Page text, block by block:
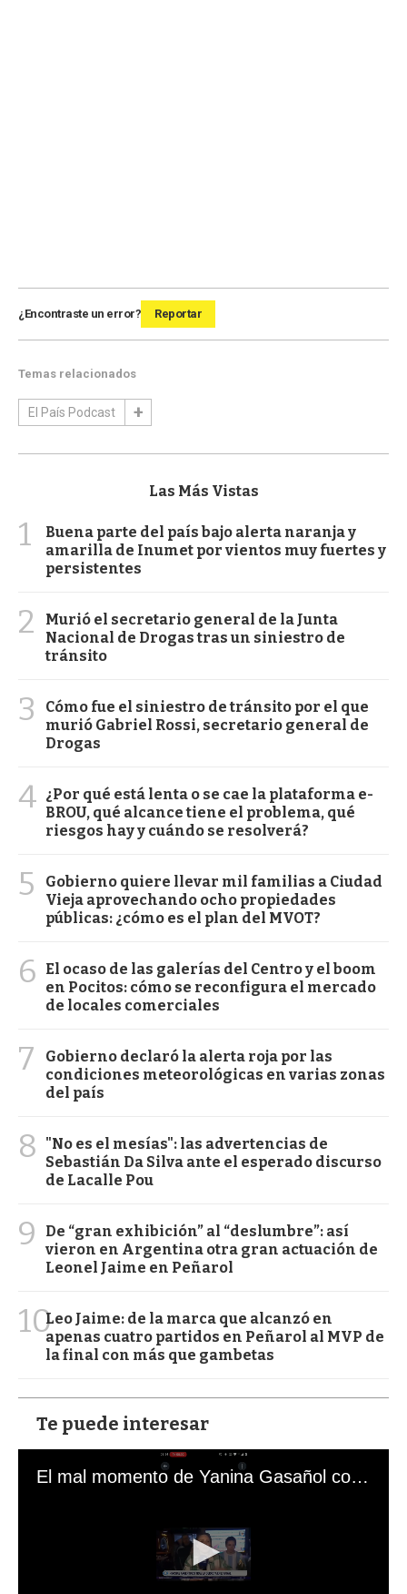
¿Encontraste un error? Reportar
Temas relacionados
El País Podcast
Las Más Vistas
1
Buena parte del país bajo alerta naranja y
amarilla de Inumet por vientos muy fuertes y
persistentes
2
Murió el secretario general de la Junta
Nacional de Drogas tras un siniestro de
tránsito
3
Cómo fue el siniestro de tránsito por el que
murió Gabriel Rossi, secretario general de
Drogas
4 ¿Por qué está lenta o se cae la plataforma e-
BROU, qué alcance tiene el problema, qué
riesgos hay y cuándo se resolverá?
5
Gobierno quiere llevar mil familias a Ciudad
Vieja aprovechando ocho propiedades
públicas: ¿cómo es el plan del MVOT?
6
El ocaso de las galerías del Centro y el boom
en Pocitos: cómo se reconfigura el mercado
de locales comerciales
7
Gobierno declaró la alerta roja por las
condiciones meteorológicas en varias zonas
del país
8
"No es el mesías": las advertencias de
Sebastián Da Silva ante el esperado discurso
de Lacalle Pou
9
De “gran exhibición” al “deslumbre”: así
vieron en Argentina otra gran actuación de
Leonel Jaime en Peñarol
10Leo Jaime: de la marca que alcanzó en
apenas cuatro partidos en Peñarol al MVP de
la final con más que gambetas
Te puede interesar
El mal momento de Yanina Gasañol con un hincha argentino en "Subrayado"